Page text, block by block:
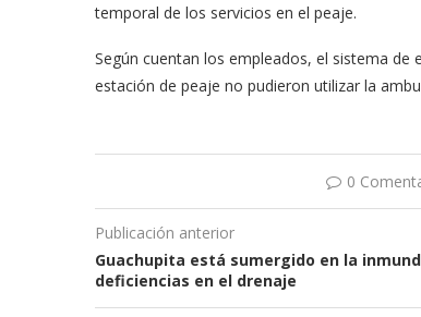
temporal de los servicios en el peaje.
Según cuentan los empleados, el sistema
estación de peaje no pudieron utilizar la
0
Publicación anterior
Guachupita está sumergido en la
deficiencias en el drenaje